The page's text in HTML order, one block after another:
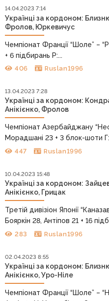
14.04.2023 7:14
Українці за кордоном:
Фролов, Юркевичус
Чемпіонат Франції “Шоле” –
+ 6 підбирань Р:...
406 Ruslan1996
13.04.2023 7:28
Українці за кордоном:
Анікієнко, Фролов
Чемпіонат Азербайджану
Морадшані 23 + 3 блок-шоти
447 Ruslan1996
10.04.2023 15:48
Українці за кордоном:
Анікієнко, Грицак
Третій дивізіон Японії
Бояркін 28, Антіпов 21 + 16
283 Ruslan1996
02.04.2023 8:55
Українці за кордоном:
Анікієнко, Уро-Ніле
Чемпіонат Франції “Шоле” –